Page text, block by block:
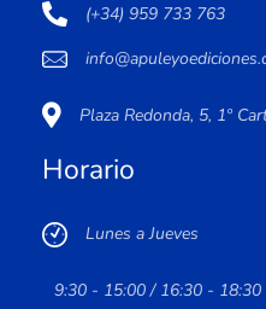
(+34) 959 733 763
Plaza Redonda, 5, 1º
Horario
Lunes a Jueves
9:30 - 15:00 / 16:30 - 18:30